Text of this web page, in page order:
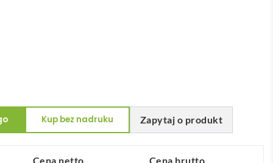
Zapytaj o produkt
Kup bez nadruku
Cena netto Cena brutto